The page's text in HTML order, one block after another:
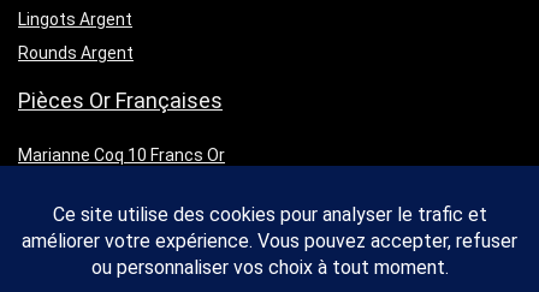
Lingots Argent
Rounds Argent
Pièces Or Françaises
Marianne Coq 10 Francs Or
Napoléon 10 Francs Or
Napoléon 20 Francs Or